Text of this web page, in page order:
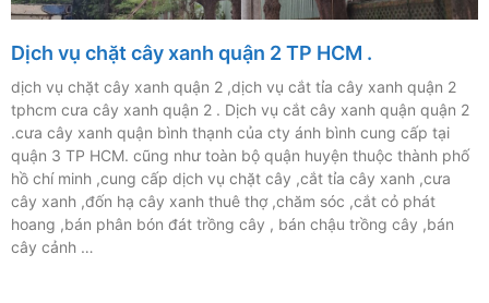
Dịch vụ chặt cây xanh quận 2 TP HCM .
dịch vụ chặt cây xanh quận 2 ,dịch vụ cắt tỉa cây xanh quận 2
tphcm cưa cây xanh quận 2 . Dịch vụ cắt cây xanh quận quận 2
.cưa cây xanh quận bình thạnh của cty ánh bình cung cấp tại
quận 3 TP HCM. cũng như toàn bộ quận huyện thuộc thành phố
hồ chí minh ,cung cấp dịch vụ chặt cây ,cắt tỉa cây xanh ,cưa
cây xanh ,đốn hạ cây xanh thuê thợ ,chăm sóc ,cắt cỏ phát
hoang ,bán phân bón đát trồng cây , bán chậu trồng cây ,bán
cây cảnh …